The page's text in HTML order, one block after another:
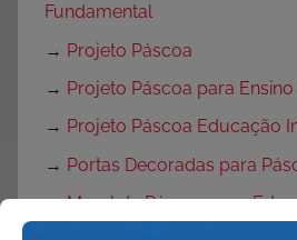
Fundamental
→ Projeto Páscoa
→ Projeto Páscoa para
→ Projeto Páscoa Educação
→ Portas Decoradas para
→Mural de Páscoa para